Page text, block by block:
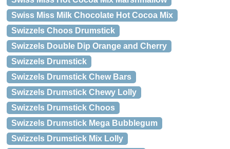
Swiss Miss Milk Chocolate Hot Cocoa Mix
Swizzels Choos Drumstick
Swizzels Double Dip Orange and Cherry
Swizzels Drumstick
Swizzels Drumstick Chew Bars
Swizzels Drumstick Chewy Lolly
Swizzels Drumstick Choos
Swizzels Drumstick Mega Bubblegum
Swizzels Drumstick Mix Lolly